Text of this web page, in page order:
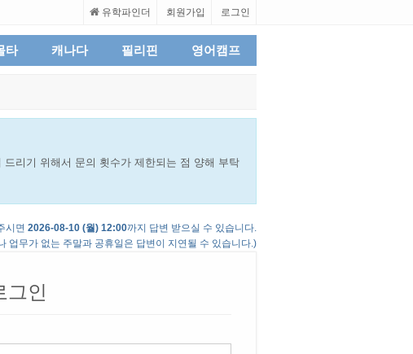
유학파인더 회원가입 로그인
타 캐나다 필리핀 영어캠프
리기 위해서 문의 횟수가 제한되는 점 양해 부탁
시면 2026-08-10 (월) 12:00까지 답변 받으실 수 있습니다.
업무가 없는 주말과 공휴일은 답변이 지연될 수 있습니다.)
그인